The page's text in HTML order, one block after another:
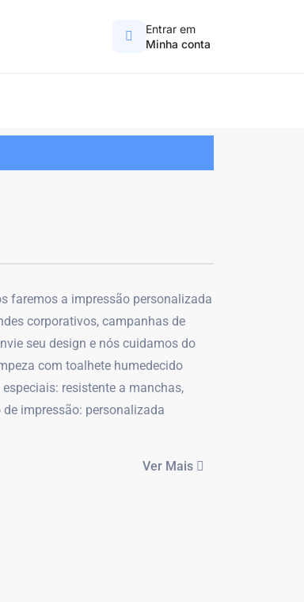
Entrar em
Minha conta
faremos a impressão personalizada
corporativos, campanhas de
seu design e nós cuidamos do
com toalhete humedecido
resistente a manchas,
impressão: personalizada
Ver Mais